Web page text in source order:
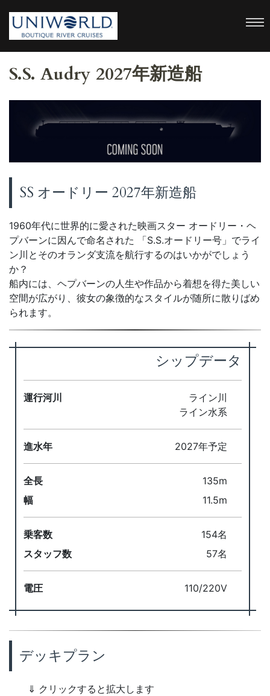
uniworld
S.S. Audry 2027年新造船
SS オードリー 2027年新造船
1960年代に世界的に愛された映画スター オードリー・ヘ
プバーンに因んで命名された 「S.S.オードリー号」でライ
ン川とそのオランダ支流を航行するのはいかがでしょう
か？
船内には、ヘプバーンの人生や作品から着想を得た美しい
空間が広がり、彼女の象徴的なスタイルが随所に散りばめ
られます。
シップデータ
運行河川
ライン川
ライン水系
進水年 2027年予定
全長
135m
幅
11.5m
乗客数
154名
スタッフ数
57名
電圧 110/220V
デッキプラン
⇓ クリックすると拡大します